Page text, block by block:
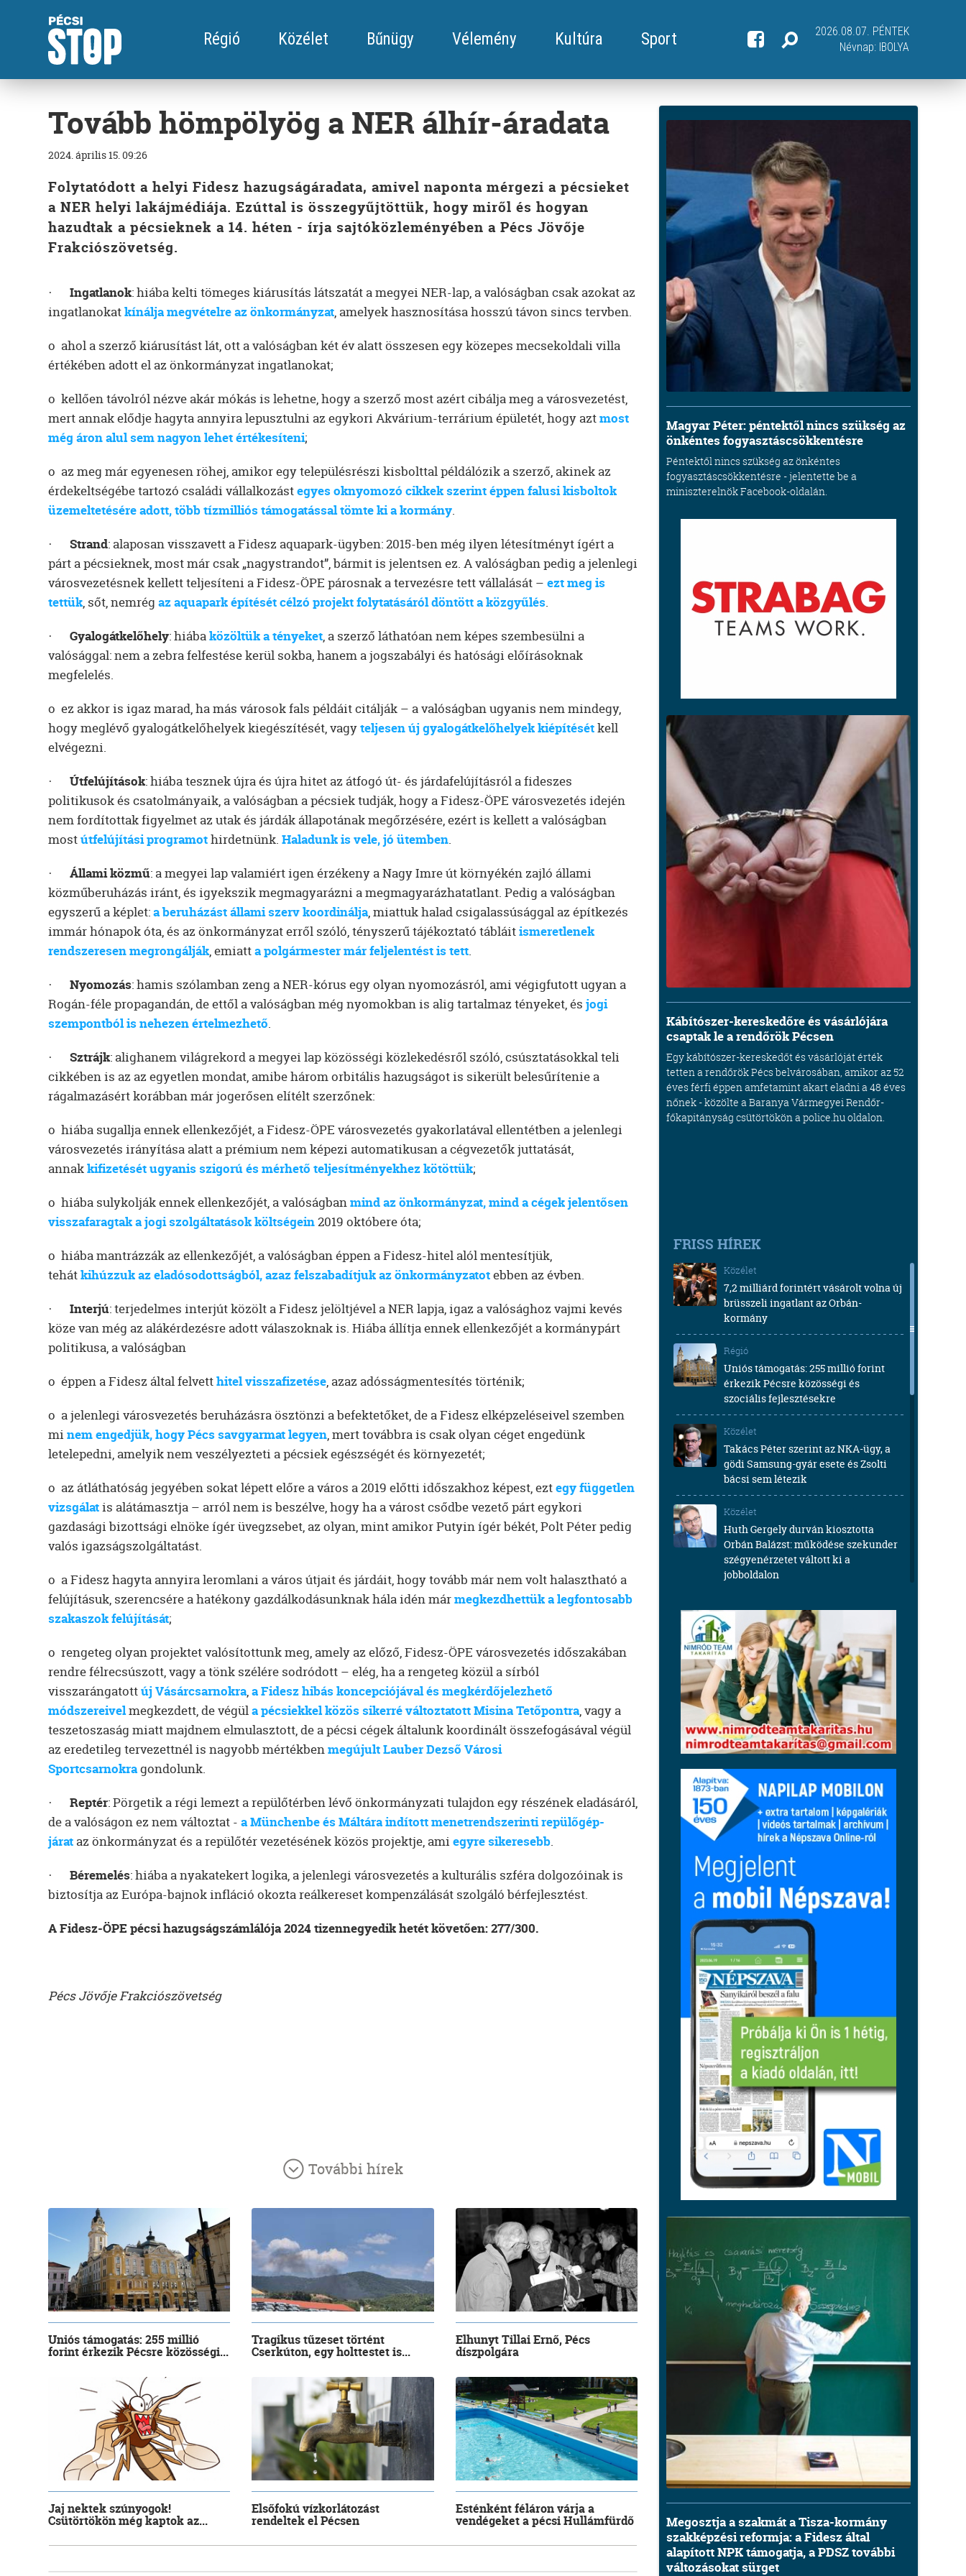
Régió Közélet Bűnügy Vélemény Kultúra Sport
2026.08.07. PÉNTEK
Névnap: IBOLYA
Tovább hömpölyög a NER álhír-áradata
2024. április 15. 09:26
Folytatódott a helyi Fidesz hazugságáradata, amivel naponta mérgezi a pécsieket
a NER helyi lakájmédiája. Ezúttal is összegyűjtöttük, hogy miről és hogyan
hazudtak a pécsieknek a 14. héten - írja sajtóközleményében a Pécs Jövője
Frakciószövetség.
· Ingatlanok: hiába kelti tömeges kiárusítás látszatát a megyei NER-lap, a valóságban csak azokat az
ingatlanokatkínálja megvételre az önkormányzat, amelyek hasznosítása hosszú távon sincs tervben.
o ahol a szerző kiárusítást lát, ott a valóságban két év alatt összesen egy közepes mecsekoldali villa
értékében adott el az önkormányzat ingatlanokat;
o kellően távolról nézve akár mókás is lehetne, hogy a szerző most azért cibálja meg a városvezetést,
mert annak elődje hagyta annyira lepusztulni az egykori Akvárium-terrárium épületét, hogy aztmost
még áron alul sem nagyon lehet értékesíteni;
o az meg már egyenesen röhej, amikor egy településrészi kisbolttal példálózik a szerző, akinek az
érdekeltségébe tartozó családi vállalkozástegyes oknyomozó cikkek szerint éppen falusi kisboltok
üzemeltetésére adott, több tízmilliós támogatással tömte ki a kormány.
· Strand: alaposan visszavett a Fidesz aquapark-ügyben: 2015-ben még ilyen létesítményt ígért a
párt a pécsieknek, most már csak „nagystrandot”, bármit is jelentsen ez. A valóságban pedig a jelenlegi
városvezetésnek kellett teljesíteni a Fidesz-ÖPE párosnak a tervezésre tett vállalását – ezt meg is
tettük, sőt, nemrég az aquapark építését célzó projekt folytatásáról döntött a közgyűlés.
· Gyalogátkelőhely: hiábaközöltük a tényeket, a szerző láthatóan nem képes szembesülni a
valósággal: nem a zebra felfestése kerül sokba, hanem a jogszabályi és hatósági előírásoknak
megfelelés.
o ez akkor is igaz marad, ha más városok fals példáit citálják – a valóságban ugyanis nem mindegy,
hogy meglévő gyalogátkelőhelyek kiegészítését, vagyteljesen új gyalogátkelőhelyek kiépítésétkell
elvégezni.
· Útfelújítások: hiába tesznek újra és újra hitet az átfogó út- és járdafelújításról a fideszes
politikusok és csatolmányaik, a valóságban a pécsiek tudják, hogy a Fidesz-ÖPE városvezetés idején
nem fordítottak figyelmet az utak és járdák állapotának megőrzésére, ezért is kellett a valóságban
mostútfelújítási programothirdetnünk. Haladunk is vele, jó ütemben.
· Állami közmű: a megyei lap valamiért igen érzékeny a Nagy Imre út környékén zajló állami
közműberuházás iránt, és igyekszik megmagyarázni a megmagyarázhatatlant. Pedig a valóságban
egyszerű a képlet:a beruházást állami szerv koordinálja, miattuk halad csigalassúsággal az építkezés
immár hónapok óta, és az önkormányzat erről szóló, tényszerű tájékoztató tábláitismeretlenek
rendszeresen megrongálják, emiatta polgármester már feljelentést is tett.
· Nyomozás: hamis szólamban zeng a NER-kórus egy olyan nyomozásról, ami végigfutott ugyan a
Rogán-féle propagandán, de ettől a valóságban még nyomokban is alig tartalmaz tényeket, és jogi
szempontból is nehezen értelmezhető.
· Sztrájk: alighanem világrekord a megyei lap közösségi közlekedésről szóló, csúsztatásokkal teli
cikkében is az az egyetlen mondat, amibe három orbitális hazugságot is sikerült belesűrítenie a
rágalmazásért korábban már jogerősen elítélt szerzőnek:
o hiába sugallja ennek ellenkezőjét, a Fidesz-ÖPE városvezetés gyakorlatával ellentétben a jelenlegi
városvezetés irányítása alatt a prémium nem képezi automatikusan a cégvezetők juttatását,
annakkifizetését ugyanis szigorú és mérhető teljesítményekhez kötöttük;
o hiába sulykolják ennek ellenkezőjét, a valóságbanmind az önkormányzat, mind a cégek jelentősen
visszafaragtak a jogi szolgáltatások költségein2019 októbere óta;
o hiába mantrázzák az ellenkezőjét, a valóságban éppen a Fidesz-hitel alól mentesítjük,
tehátkihúzzuk az eladósodottságból, azaz felszabadítjuk az önkormányzatotebben az évben.
· Interjú: terjedelmes interjút közölt a Fidesz jelöltjével a NER lapja, igaz a valósághoz vajmi kevés
köze van még az alákérdezésre adott válaszoknak is. Hiába állítja ennek ellenkezőjét a kormánypárt
politikusa, a valóságban
o éppen a Fidesz által felvetthitel visszafizetése, azaz adósságmentesítés történik;
o a jelenlegi városvezetés beruházásra ösztönzi a befektetőket, de a Fidesz elképzeléseivel szemben
mi nem engedjük, hogy Pécs savgyarmat legyen, mert továbbra is csak olyan céget engedünk
letelepedni, amelyik nem veszélyezteti a pécsiek egészségét és környezetét;
o az átláthatóság jegyében sokat lépett előre a város a 2019 előtti időszakhoz képest, eztegy független
vizsgálatis alátámasztja – arról nem is beszélve, hogy ha a várost csődbe vezető párt egykori
gazdasági bizottsági elnöke ígér üvegzsebet, az olyan, mint amikor Putyin ígér békét, Polt Péter pedig
valós igazságszolgáltatást.
o a Fidesz hagyta annyira leromlani a város útjait és járdáit, hogy tovább már nem volt halasztható a
felújításuk, szerencsére a hatékony gazdálkodásunknak hála idén mármegkezdhettük a legfontosabb
szakaszok felújítását;
o rengeteg olyan projektet valósítottunk meg, amely az előző, Fidesz-ÖPE városvezetés időszakában
rendre félrecsúszott, vagy a tönk szélére sodródott – elég, ha a rengeteg közül a sírból
visszarángatottúj Vásárcsarnokra,a Fidesz hibás koncepciójával és megkérdőjelezhető
módszereivelmegkezdett, de végüla pécsiekkel közös sikerré változtatott Misina Tetőpontra, vagy a
teszetoszaság miatt majdnem elmulasztott, de a pécsi cégek általunk koordinált összefogásával végül
az eredetileg tervezettnél is nagyobb mértékbenmegújult Lauber Dezső Városi
Sportcsarnokragondolunk.
· Reptér: Pörgetik a régi lemezt a repülőtérben lévő önkormányzati tulajdon egy részének eladásáról,
de a valóságon ez nem változtat - a Münchenbe és Máltára indított menetrendszerinti repülőgép-
járat az önkormányzat és a repülőtér vezetésének közös projektje, ami egyre sikeresebb.
· Béremelés: hiába a nyakatekert logika, a jelenlegi városvezetés a kulturális szféra dolgozóinak is
biztosítja az Európa-bajnok infláció okozta reálkereset kompenzálását szolgáló bérfejlesztést.
A Fidesz-ÖPE pécsi hazugságszámlálója 2024 tizennegyedik hetét követően: 277/300.
Pécs Jövője Frakciószövetség
További hírek
Uniós támogatás: 255 millió
forint érkezik Pécsre közösségi...
Tragikus tűzeset történt
Cserkúton, egy holttestet is...
Elhunyt Tillai Ernő, Pécs
díszpolgára
Jaj nektek szúnyogok!
Csütörtökön még kaptok az...
Elsőfokú vízkorlátozást
rendeltek el Pécsen
Esténként féláron várja a
vendégeket a pécsi Hullámfürdő
Magyar Péter: péntektől nincs szükség az
önkéntes fogyasztáscsökkentésre
Péntektől nincs szükség az önkéntes
fogyasztáscsökkentésre - jelentette be a
miniszterelnök Facebook-oldalán.
Kábítószer-kereskedőre és vásárlójára
csaptak le a rendőrök Pécsen
Egy kábítószer-kereskedőt és vásárlóját érték
tetten a rendőrök Pécs belvárosában, amikor az 52
éves férfi éppen amfetamint akart eladni a 48 éves
nőnek - közölte a Baranya Vármegyei Rendőr-
főkapitányság csütörtökön a police.hu oldalon.
FRISS HÍREK
Közélet
7,2 milliárd forintért vásárolt volna új
brüsszeli ingatlant az Orbán-
kormány
Régió
Uniós támogatás: 255 millió forint
érkezik Pécsre közösségi és
szociális fejlesztésekre
Közélet
Takács Péter szerint az NKA-ügy, a
gödi Samsung-gyár esete és Zsolti
bácsi sem létezik
Közélet
Huth Gergely durván kiosztotta
Orbán Balázst: működése szekunder
szégyenérzetet váltott ki a
jobboldalon
Közélet
Magyar Péter: péntektől nincs
szükség az önkéntes
fogyasztáscsökkentésre
Régió
Tragikus tűzeset történt Cserkúton,
egy holttestet is találtak
Közélet
Nincsenek jó hónapjai Balásy
Gyulának: a Szerencsejáték Zrt.
szerződést bontott, a honvédelmi
miniszter feljelentést tett
Közelebb kerültek az uniós árakhoz
és bérekhez a magyarok, de a régió
továbbra is előttünk jár
Sport
A sport sem maradhat ki, spórolnak
az energiával a pécsi egyesületek
Közélet
Orbán Gáspár hatszor utazott
honvédségi gépen Csádba és Nigerbe
Megosztja a szakmát a Tisza-kormány
szakképzési reformja: a Fidesz által
alapított NPK támogatja, a PDSZ további
változásokat sürget